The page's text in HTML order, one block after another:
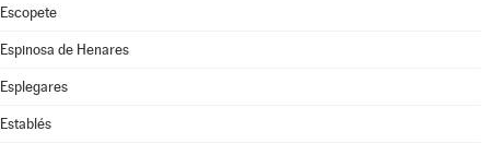
Escopete
Espinosa de Henares
Esplegares
Establés